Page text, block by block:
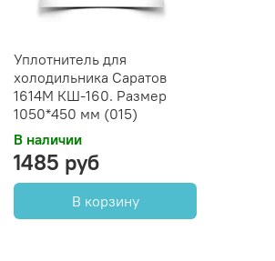
Уплотнитель для
холодильника Саратов
1614М КШ-160. Размер
1050*450 мм (015)
В наличии
1485 руб
В корзину